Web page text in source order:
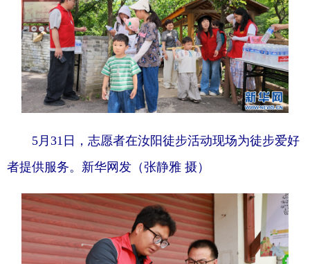
Português
5月31日，志愿者在汝阳徒步活动现场为徒步爱好
者提供服务。新华网发（张静雅 摄）